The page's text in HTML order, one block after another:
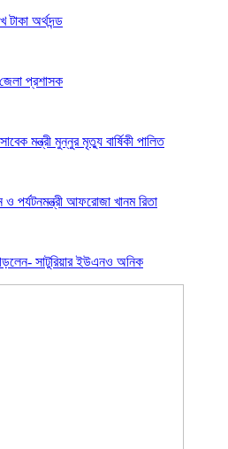
টাকা অর্থদন্ড
প্রশাসক
মন্ত্রী মুন্নুর মৃত্যু বার্ষিকী পালিত
ও পর্যটনমন্ত্রী আফরোজা খানম রিতা
সাটুরিয়ার ইউএনও অনিক